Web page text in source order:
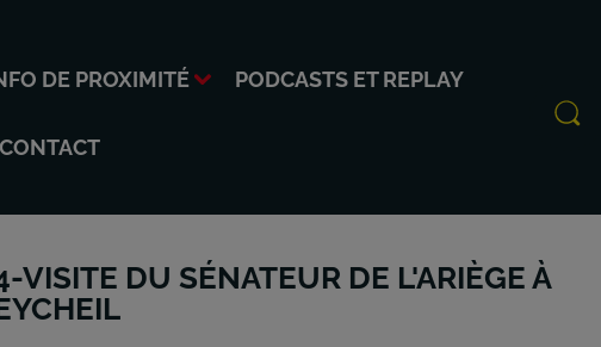
DE PROXIMITÉ PODCASTS ET REPLAY
CONTACT
DU SÉNATEUR DE L'ARIÈGE À